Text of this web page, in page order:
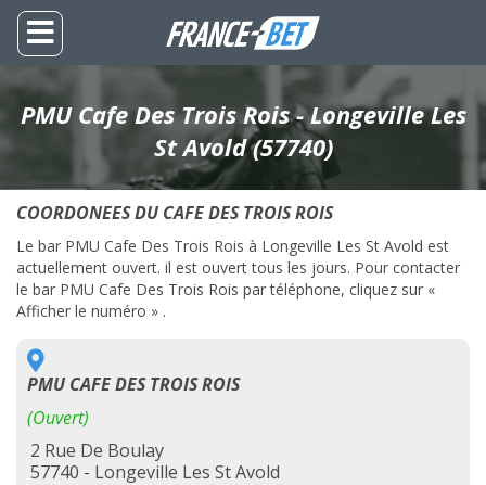
PMU Cafe Des Trois Rois - Longeville Les
St Avold (57740)
COORDONEES DU CAFE DES TROIS ROIS
Le bar PMU Cafe Des Trois Rois à Longeville Les St Avold est
actuellement ouvert. il est ouvert tous les jours. Pour contacter
le bar PMU Cafe Des Trois Rois par téléphone, cliquez sur «
Afficher le numéro » .
PMU CAFE DES TROIS ROIS
(Ouvert)
2 Rue De Boulay
57740 - Longeville Les St Avold